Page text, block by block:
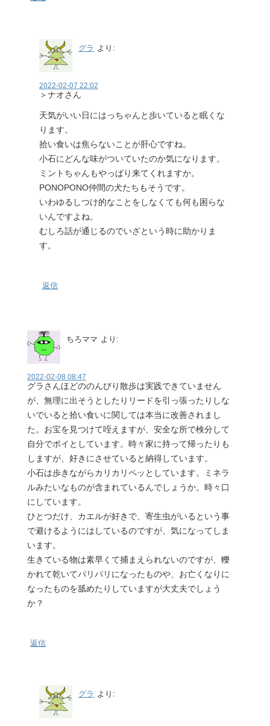
グラ より:
2022-02-07 22:02
＞ナオさん
天気がいい日にはっちゃんと歩いていると眠くな
ります。
拾い食いは焦らないことが肝心ですね。
小石にどんな味がついていたのか気になります。
ミントちゃんもやっぱり来てくれますか。
PONOPONO仲間の犬たちもそうです。
いわゆるしつけ的なことをしなくても何も困らな
いんですよね。
むしろ話が通じるのでいざという時に助かりま
す。
返信
ちろママ より:
2022-02-08 08:47
グラさんほどののんびり散歩は実践できていません
が、無理に出そうとしたりリードを引っ張ったりしな
いでいると拾い食いに関しては本当に改善されまし
た。お宝を見つけて咥えますが、安全な所で検分して
自分でポイとしています。時々家に持って帰ったりも
しますが、好きにさせていると納得しています。
小石は歩きながらカリカリペッとしています。ミネラ
ルみたいなものが含まれているんでしょうか。時々口
にしています。
ひとつだけ、カエルが好きで、寄生虫がいるという事
で避けるようにはしているのですが、気になってしま
います。
生きている物は素早くて捕まえられないのですが、轢
かれて乾いてパリパリになったものや、お亡くなりに
なったものを舐めたりしていますが大丈夫でしょう
か？
返信
グラ より: